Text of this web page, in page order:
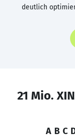
deutlich
21 Mio.
A B C